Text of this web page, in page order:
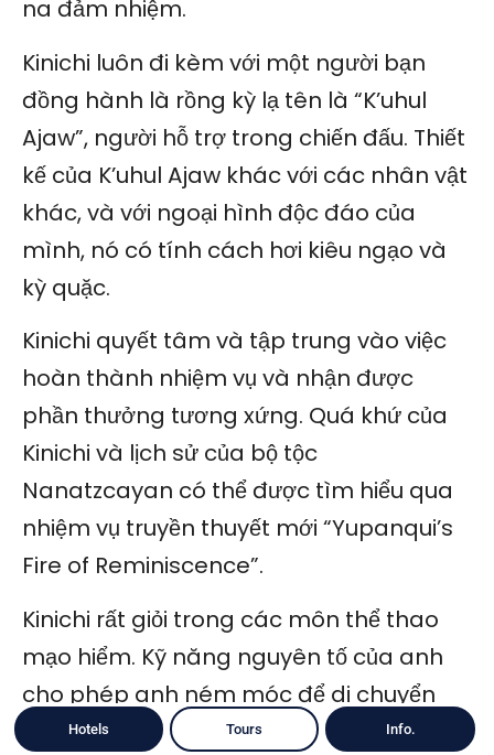
na đảm nhiệm.
Kinichi luôn đi kèm với một người bạn
đồng hành là rồng kỳ lạ tên là “K’uhul
Ajaw”, người hỗ trợ trong chiến đấu. Thiết
kế của K’uhul Ajaw khác với các nhân vật
khác, và với ngoại hình độc đáo của
mình, nó có tính cách hơi kiêu ngạo và
kỳ quặc.
Kinichi quyết tâm và tập trung vào việc
hoàn thành nhiệm vụ và nhận được
phần thưởng tương xứng. Quá khứ của
Kinichi và lịch sử của bộ tộc
Nanatzcayan có thể được tìm hiểu qua
nhiệm vụ truyền thuyết mới “Yupanqui’s
Fire of Reminiscence”.
Kinichi rất giỏi trong các môn thể thao
mạo hiểm. Kỹ năng nguyên tố của anh
cho phép anh ném móc để di chuyển
nhanh. Kỹ năng chiến đấu nguyên tố của
Hotels Tours Info.